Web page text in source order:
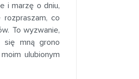
i marzę o dniu,
co
To wyzwanie,
się mną grono
ulubionym